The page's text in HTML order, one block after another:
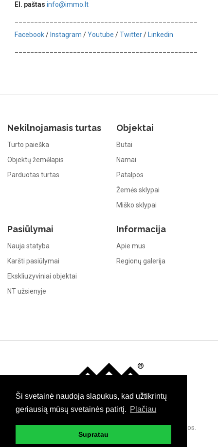
Ši svetainė naudoja slapukus, kad užtikrintų
geriausią mūsų svetainės patirtį. Plačiau
Supratau
El. paštas info@immo.lt
Facebook/ Instagram /Youtube /Twitter/
Linkedin
Nekilnojamasis turtas
Turto paieška
Objektų žemėlapis
Parduotas turtas
Objektai
Butai
Namai
Patalpos
Žemės sklypai
Miško sklypai
Pasiūlymai
Nauja statyba
Karšti pasiūlymai
Ekskliuzyviniai objektai
NT užsienyje
Informacija
Apie mus
Regionų galerija
Immo
© 2026 Green Investment Group. Visos teisės saugomos.